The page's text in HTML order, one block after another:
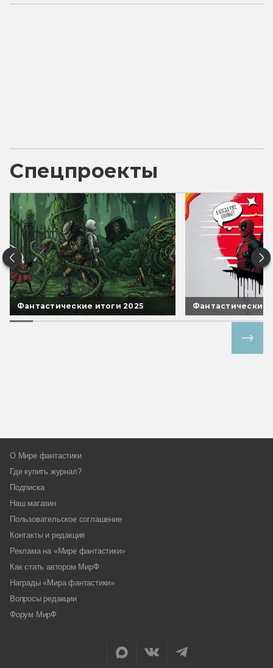
Спецпроекты
Фантастические итоги 2025 Фантастические
О Мире фантастики
Где купить журнал?
Подписка
Наш магазин
Пользовательское соглашение
Контакты и редакция
Реклама на «Мире фантастики»
Как стать автором МирФ
Награды «Мира фантастики»
Вопросы редакции
Форум МирФ